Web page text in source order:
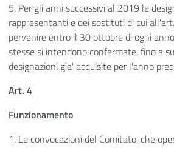
5. Per gli anni successivi al 2019 le
rappresentanti e dei sostituti di cui
pervenire entro il 30 ottobre di ogni
stesse si intendono confermate, fino a
designazioni gia' acquisite per l'anno
Art. 4
Funzionamento
1. Le convocazioni del Comitato, che